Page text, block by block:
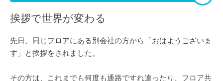
挨拶で世界が変わる
先日、同じフロアにある別会社の方から「おはようございま
す」と挨拶をされました。
その方は、これまでも何度も通路ですれ違ったり、フロア共